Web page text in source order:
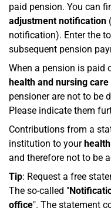
paid pension. You can
adjustment notification
notification). Enter the
subsequent pension
When a pension is paid
health and nursing
pensioner are not to be
Please indicate them
Contributions from a
institution to your
and therefore not to be
Tip: Request a free
The so-called "
office". The statement